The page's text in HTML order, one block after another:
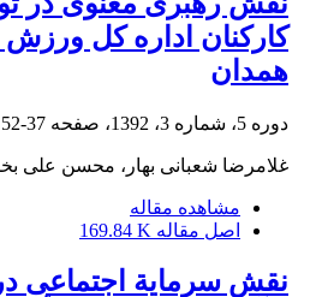
کارکنان اداره کل ورزش
همدان
دوره 5، شماره 3، 1392، صفحه 37-52
غلامرضا شعبانی بهار، محسن
مشاهده مقاله
اصل مقاله 169.84 K
نقش سرمایة اجتماعی